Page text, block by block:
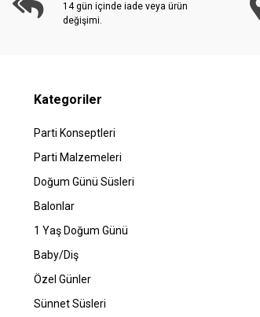
14 gün içinde iade veya ürün
değişimi.
Kategoriler
Parti Konseptleri
Parti Malzemeleri
Doğum Günü Süsleri
Balonlar
1 Yaş Doğum Günü
Baby/Diş
Özel Günler
Sünnet Süsleri